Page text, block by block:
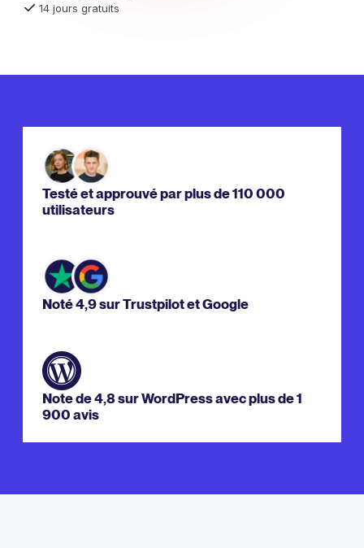
14 jours gratuits
Testé et approuvé par plus de 110 000
utilisateurs
Noté 4,9 sur Trustpilot et Google
Note de 4,8 sur WordPress avec plus de 1
900 avis